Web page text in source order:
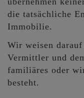
die tatsächliche
Immobilie.
Wir weisen
Vermittler und
familiäres oder
besteht.